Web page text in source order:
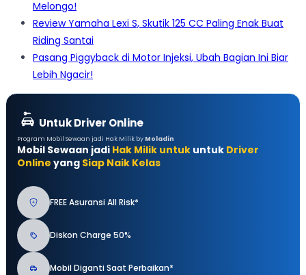
Melongo!
Review Yamaha Lexi S, Skutik 125 CC Paling Enak Buat
Riding Santai
Pasang Piggyback di Motor Injeksi, Ubah Bagian Ini Biar
Lebih Ngacir!
Untuk Driver Online
Program Mobil Sewaan jadi Hak Milik by Moladin
Mobil Sewaan jadi Hak Milik untuk untuk Driver
Online yang Siap Naik Kelas
FREE Asuransi All Risk*
Diskon Charge 50%
Mobil Diganti Saat Perbaikan*